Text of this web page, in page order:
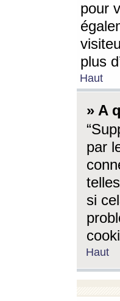
pour
plus
Haut
» A
par
si
Haut